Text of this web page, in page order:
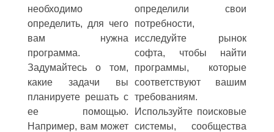
необходимо
определить, для чего
вам нужна
программа.
Задумайтесь о том,
какие задачи вы
планируете решать с
ее помощью.
Например, вам может
определили свои
потребности,
исследуйте рынок
софта, чтобы найти
программы, которые
соответствуют вашим
требованиям.
Используйте поисковые
системы, сообщества